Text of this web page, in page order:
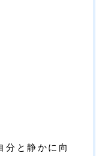
分と静かに向